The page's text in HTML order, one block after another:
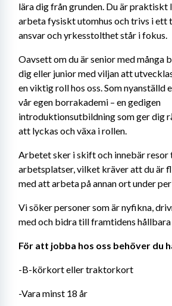
lära dig från grunden. Du är praktiskt
arbeta fysiskt utomhus och trivs i ett
ansvar och yrkesstolthet står i fokus.
Oavsett om du är senior med många
dig eller junior med viljan att
en viktig roll hos oss. Som nyanställd
vår egen borrakademi – en gedigen
introduktionsutbildning som ger dig
att lyckas och växa i rollen.
Arbetet sker i skift och innebär resor
arbetsplatser, vilket kräver att du är
med att arbeta på annan ort under
Vi söker personer som är nyfikna,
med och bidra till framtidens
För att jobba hos oss behöver du
-B-körkort eller traktorkort
-Vara minst 18 år